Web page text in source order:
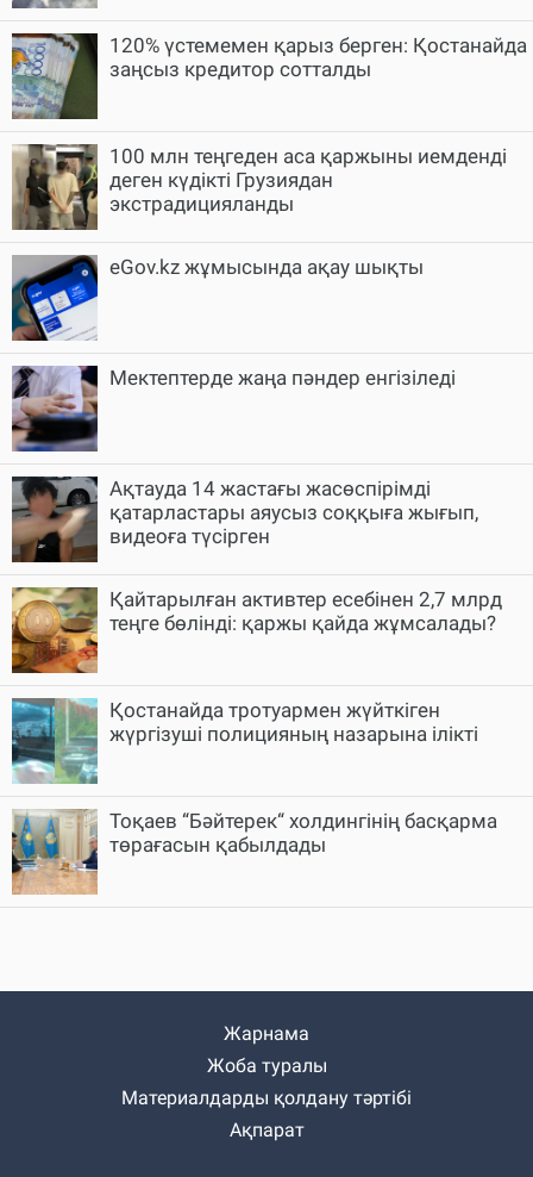
120% үстемемен қарыз берген: Қостанайда
заңсыз кредитор сотталды
100 млн теңгеден аса қаржыны иемденді
деген күдікті Грузиядан
экстрадицияланды
eGov.kz жұмысында ақау шықты
Мектептерде жаңа пәндер енгізіледі
Ақтауда 14 жастағы жасөспірімді
қатарластары аяусыз соққыға жығып,
видеоға түсірген
Қайтарылған активтер есебінен 2,7 млрд
теңге бөлінді: қаржы қайда жұмсалады?
Қостанайда тротуармен жүйткіген
жүргізуші полицияның назарына ілікті
Тоқаев “Бәйтерек“ холдингінің басқарма
төрағасын қабылдады
Жарнама
Жоба туралы
Материалдарды қолдану тәртібі
Ақпарат